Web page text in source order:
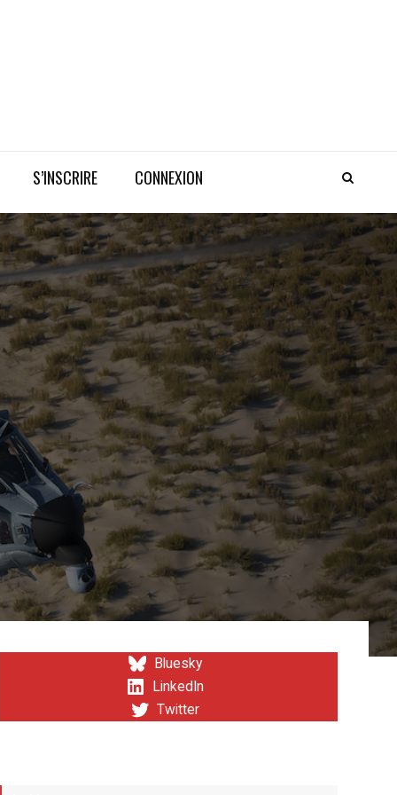
S’INSCRIRE CONNEXION
Bluesky
LinkedIn
Twitter